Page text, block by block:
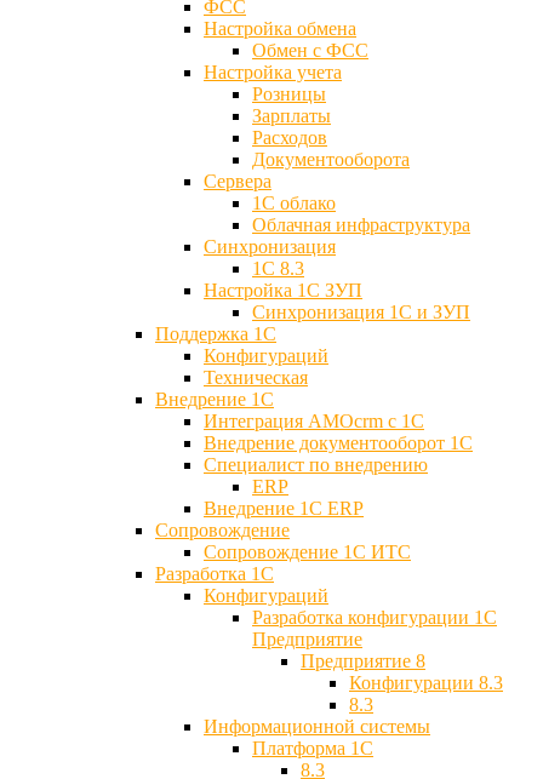
ФСС
Настройка обмена
Обмен с ФСС
Настройка учета
Розницы
Зарплаты
Расходов
Документооборота
Сервера
1С облако
Облачная инфраструктура
Синхронизация
1С 8.3
Настройка 1С ЗУП
Синхронизация 1С и ЗУП
Поддержка 1С
Конфигураций
Техническая
Внедрение 1С
Интеграция AMOcrm с 1C
Внедрение документооборот 1С
Специалист по внедрению
ERP
Внедрение 1С ERP
Cопровождение
Cопровождение 1С ИТС
Разработка 1C
Конфигураций
Разработка конфигурации 1С
Предприятие
Предприятие 8
Конфигурации 8.3
8.3
Информационной системы
Платформа 1С
8.3